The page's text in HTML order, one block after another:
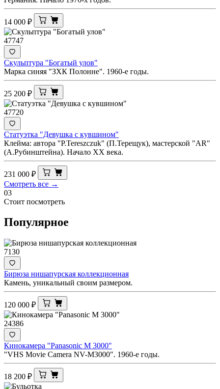
14 000 ₽
47747
Скульптура "Богатый улов"
Марка синяя "ЗХК Полонне". 1960-е годы.
25 200 ₽
47720
Статуэтка "Девушка с кувшином"
Клейма: автора "Р.Tereszczuk" (П.Терещук), мастерской "AR"
(А.Рубинштейна). Начало ХХ века.
231 000 ₽
Смотреть все →
03
Стоит посмотреть
Популярное
7130
Бирюза нишапурская коллекционная
Камень, уникальный своим размером.
120 000 ₽
24386
Кинокамера "Panasonic M 3000"
"VHS Movie Camera NV-M3000". 1960-е годы.
18 200 ₽